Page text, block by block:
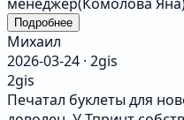
менеджер(Комолова
Не рекомендую, если
чёткость работы.
Подробнее
​Михаил
2026-03-24 · 2gis
2gis
Печатал буклеты для